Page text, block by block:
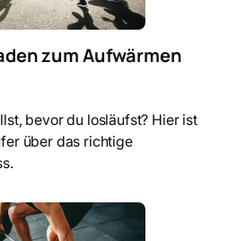
zum Aufwärmen
bevor du losläufst? Hier ist
über das richtige